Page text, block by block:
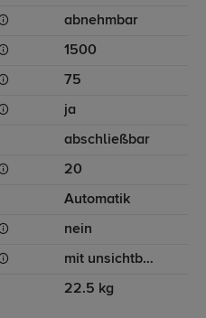
abnehmbar
1500
75
ja
abschließbar
20
Automatik
nein
mit unsichtbarem Ausschnitt für Stoßstange
22.5 kg